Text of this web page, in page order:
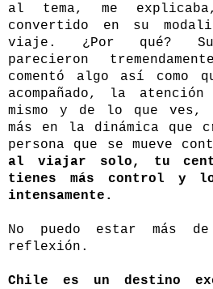
al tema, me
convertido en su
viaje. ¿Por qué?
parecieron
comentó algo así como
acompañado, la
mismo y de lo que ves,
más en la dinámica que
persona que se mueve
al viajar solo, tu
tienes más control y
intensamente.
No puedo estar más
reflexión.
Chile es un destino